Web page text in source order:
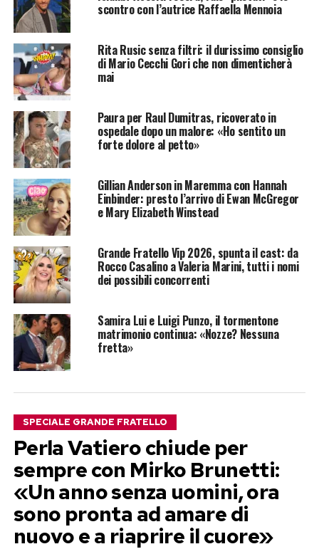
scontro con l’autrice Raffaella Mennoia
Rita Rusic senza filtri: il durissimo consiglio
di Mario Cecchi Gori che non dimenticherà
mai
Paura per Raul Dumitras, ricoverato in
ospedale dopo un malore: «Ho sentito un
forte dolore al petto»
Gillian Anderson in Maremma con Hannah
Einbinder: presto l’arrivo di Ewan McGregor
e Mary Elizabeth Winstead
Grande Fratello Vip 2026, spunta il cast: da
Rocco Casalino a Valeria Marini, tutti i nomi
dei possibili concorrenti
Samira Lui e Luigi Punzo, il tormentone
matrimonio continua: «Nozze? Nessuna
fretta»
SPECIALE GRANDE FRATELLO
Perla Vatiero chiude per
sempre con Mirko Brunetti:
«Un anno senza uomini, ora
sono pronta ad amare di
nuovo e a riaprire il cuore»